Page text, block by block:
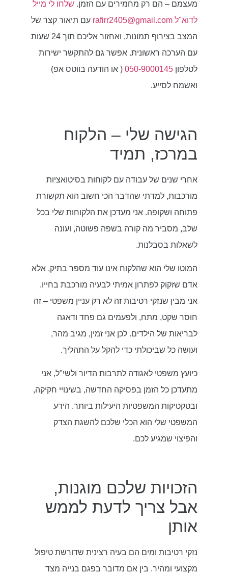
מעצמם – הם רק מחמירים עם הזמן. שלחו לי מייל
לדוא"ל rafirr2405@gmail.com
עם תיאור קצר של
המצב בצירוף תמונות, ואחזור אליכם תוך 24 שעות
עם הערכה ראשונית. אפשר גם להתקשר ישירות
לטלפון 050-9000145 ( או הודעה בווטס אפ)
ואשמח לסייע.
הגישה שלי – הלקוח
במרכז, תמיד
אחרי שנים של עבודה עם לקוחות בסיטואציות
מורכבות, למדתי שהדבר הכי חשוב הוא תקשורת
פתוחה ושקופה. אני מעדכן את הלקוחות שלי בכל
שלב, מסביר מה קורה בשפה פשוטה, ועונה
לשאלות בסבלנות.
המוטו שלי הוא שהלקוח אינו עוד מספר בתיק, אלא
אדם שזקוק לפתרון אמיתי לבעיה מורכבת בחייו.
אני מבין שנזקי רטיבות זה לא רק עניין משפטי – זה
חוסר שקט, מתח, ולפעמים גם פחד ודאגה
לבריאות של הילדים. לכן אני זמין, מגיב מהר,
ועושה כל שביכולתי כדי להקל על התהליך.
כיועץ משפטי לאגודה לתרבות הדיור ולשי"ל, אני
מתעדכן כל הזמן בפסיקה החדשה, בשינויי חקיקה,
ובטקטיקות המשפטיות היעילות ביותר. הידע
המשפטי שלי הוא הכלי שלכם להשגת הצדק
והפיצוי שמגיע לכם.
הזכויות שלכם מוגנות,
אבל צריך לדעת לממש
אותן
נזקי רטיבות ומים הם בעיה רצינית שדורשת טיפול
מקצועי ומהיר. בין אם מדובר בפגם בנייה מצד